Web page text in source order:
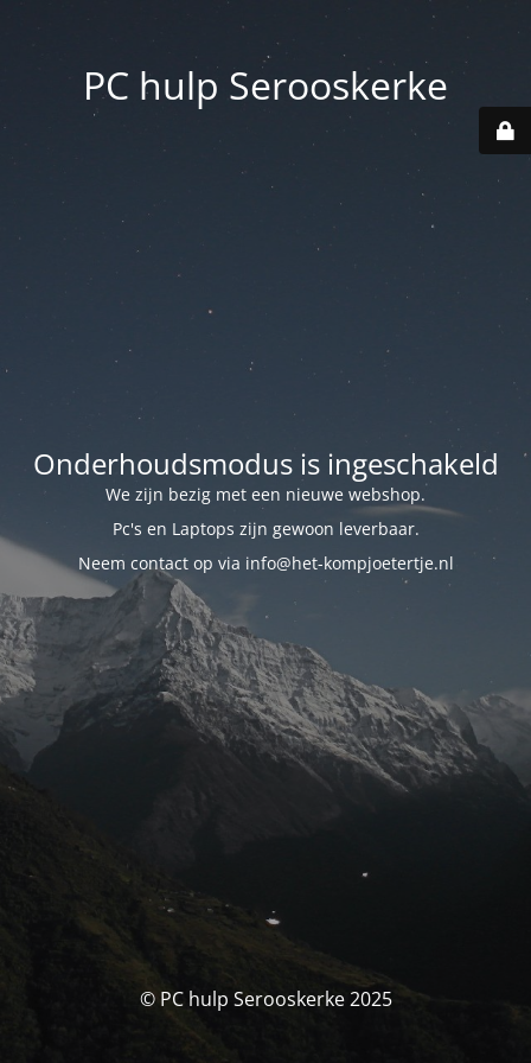
PC hulp Serooskerke
Onderhoudsmodus is ingeschakeld
We zijn bezig met een nieuwe webshop.
Pc's en Laptops zijn gewoon leverbaar.
Neem contact op via info@het-kompjoetertje.nl
© PC hulp Serooskerke 2025